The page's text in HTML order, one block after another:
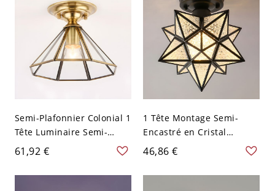
Semi-Plafonnier Colonial 1
Tête Luminaire Semi-
Encastré en Métal Laiton
Abat-Jour en Verre - 110
V-120 V Cône
61,92 €
1 Tête Montage Semi-
Encastré en Cristal
Moderne Semi-Plafonnier
pour Couloir - 110 V-120 V
Noir Étoile
46,86 €